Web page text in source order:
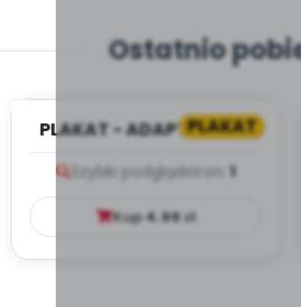
Ostatnio
PLAKAT
PLAKAT - ADAPTACJA -
Szybki podglądstron: 1
Kup4.99zł